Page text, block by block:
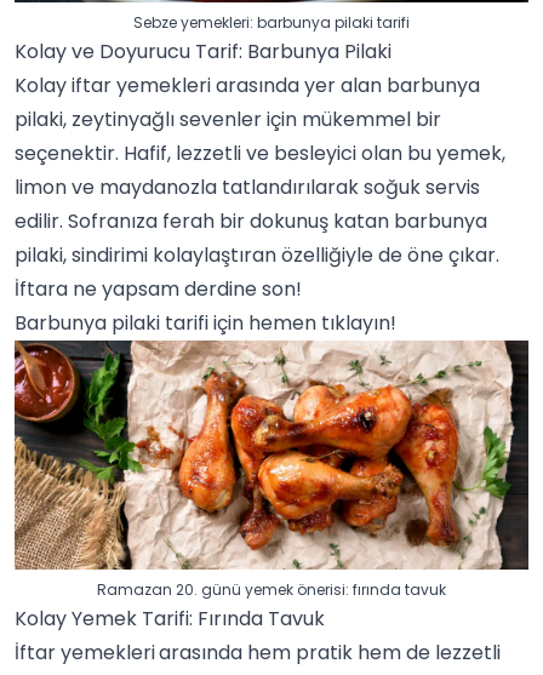
Sebze yemekleri: barbunya pilaki tarifi
Kolay ve Doyurucu Tarif: Barbunya Pilaki
Kolay iftar yemekleri arasında yer alan barbunya
pilaki, zeytinyağlısevenler için mükemmel bir
seçenektir. Hafif, lezzetli ve besleyici olan bu yemek,
limon ve maydanozla tatlandırılarak soğuk servis
edilir. Sofranıza ferah bir dokunuş katan barbunya
pilaki, sindirimi kolaylaştıran özelliğiyle de öne çıkar.
İftara ne yapsamderdine son!
Barbunya pilaki tarifiiçin hemen tıklayın!
Ramazan 20. günü yemek önerisi: fırında tavuk
Kolay Yemek Tarifi: Fırında Tavuk
İftar yemekleriarasında hem pratik hem de lezzetli